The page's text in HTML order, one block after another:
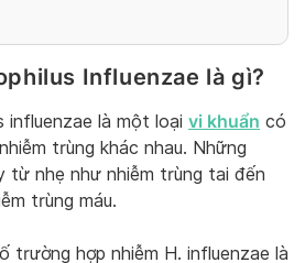
Influenzae là gì?
influenzae là một loại vi khuẩn có
trùng khác nhau. Những
từ nhẹ như nhiễm trùng tai đến
trùng máu.
trường hợp nhiễm H. influenzae là